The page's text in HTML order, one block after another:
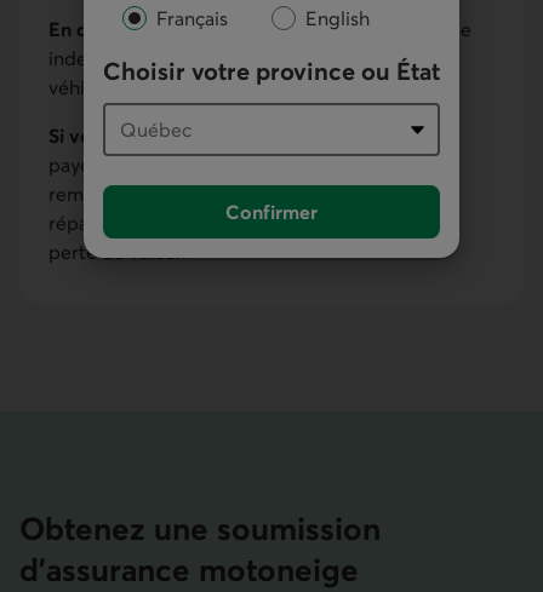
Français English
Choisir votre province ou État
Confirmer
En cas de vol ou perte totale,vous obtenez une
indemnité égale au prix payé à l'achat de votre
véhicule augmenté d'un pourcentage annuel.
Si votre motoneige est endommagée
, vous ne
payez pas de frais supplémentaires pour le
remplacement par des pièces neuves ou la
réparation des pièces brisées qui ont subi une
perte de valeur.
Obtenez une soumission
d’assurance motoneige